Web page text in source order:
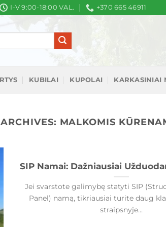
I-V 9:00-18:00 VAL. +370 665 46911
KUBILAI KUPOLAI KARKASINIAI
MALKOMIS
SIP Namai: Dažniausiai
Jei svarstote galimybę statyti SIP
Panel) namą, tikriausiai turite daug
straipsnyje...